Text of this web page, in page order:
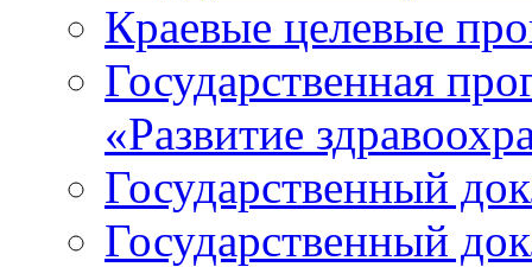
Краевые целевые
Государственная
«Развитие
Государственный
Государственный